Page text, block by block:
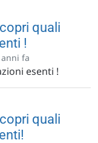
quali
!
fa
esenti !
quali